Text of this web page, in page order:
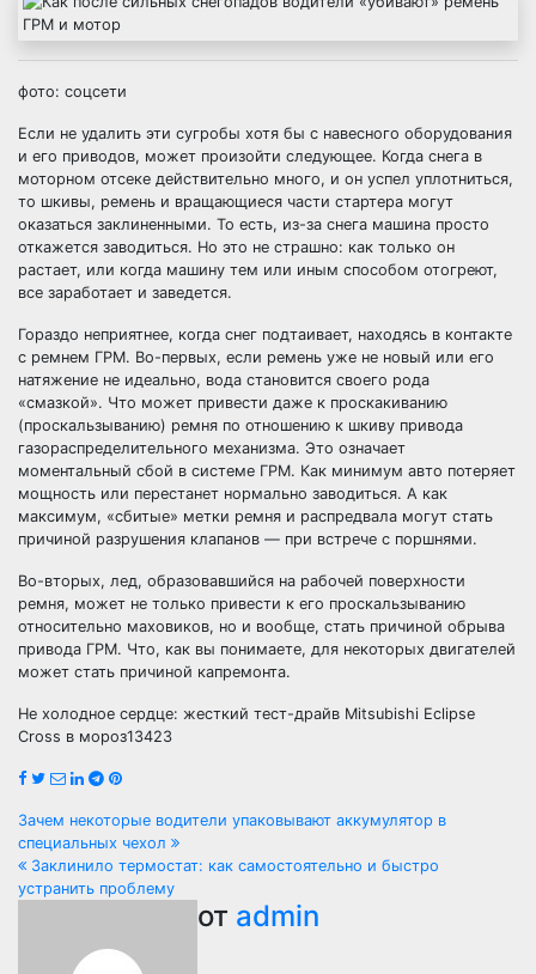
фото: соцсети
Если не удалить эти сугробы хотя бы с навесного оборудования
и его приводов, может произойти следующее. Когда снега в
моторном отсеке действительно много, и он успел уплотниться,
то шкивы, ремень и вращающиеся части стартера могут
оказаться заклиненными. То есть, из-за снега машина просто
откажется заводиться. Но это не страшно: как только он
растает, или когда машину тем или иным способом отогреют,
все заработает и заведется.
Гораздо неприятнее, когда снег подтаивает, находясь в контакте
с ремнем ГРМ. Во-первых, если ремень уже не новый или его
натяжение не идеально, вода становится своего рода
«смазкой». Что может привести даже к проскакиванию
(проскальзыванию) ремня по отношению к шкиву привода
газораспределительного механизма. Это означает
моментальный сбой в системе ГРМ. Как минимум авто потеряет
мощность или перестанет нормально заводиться. А как
максимум, «сбитые» метки ремня и распредвала могут стать
причиной разрушения клапанов — при встрече с поршнями.
Во-вторых, лед, образовавшийся на рабочей поверхности
ремня, может не только привести к его проскальзыванию
относительно маховиков, но и вообще, стать причиной обрыва
привода ГРМ. Что, как вы понимаете, для некоторых двигателей
может стать причиной капремонта.
Не холодное сердце: жесткий тест-драйв Mitsubishi Eclipse
Cross в мороз13423
Навигация
по
Зачем некоторые водители упаковывают аккумулятор в
специальных чехол
Заклинило термостат: как самостоятельно и быстро
устранить проблему
от admin